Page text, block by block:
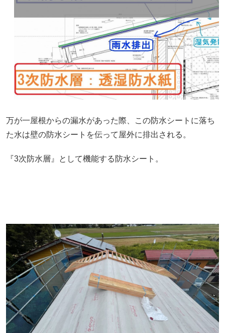
万が一屋根からの漏水があった際、この防水シートに落ち
た水は壁の防水シートを伝って屋外に排出される。
『3次防水層』として機能する防水シート。